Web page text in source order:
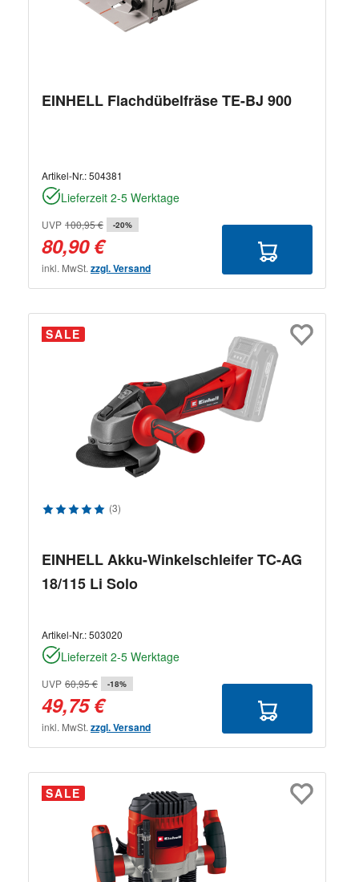
EINHELL Flachdübelfräse TE-BJ 900
Artikel-Nr.:504381
Lieferzeit 2-5 Werktage
UVP 100,95 € -20%
80,90 €
inkl. MwSt. zzgl. Versand
SALE
Durchschnittliche Bewertung von 5 von 5 Sternen
(3)
EINHELL Akku-Winkelschleifer TC-AG
18/115 Li Solo
Artikel-Nr.:503020
Lieferzeit 2-5 Werktage
UVP 60,95 € -18%
49,75 €
inkl. MwSt. zzgl. Versand
SALE